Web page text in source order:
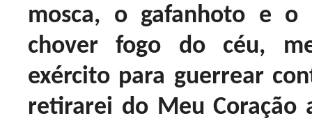
mosca, o gafanhoto e o
chover fogo do céu,
exército para guerrear
retirarei do Meu Coração